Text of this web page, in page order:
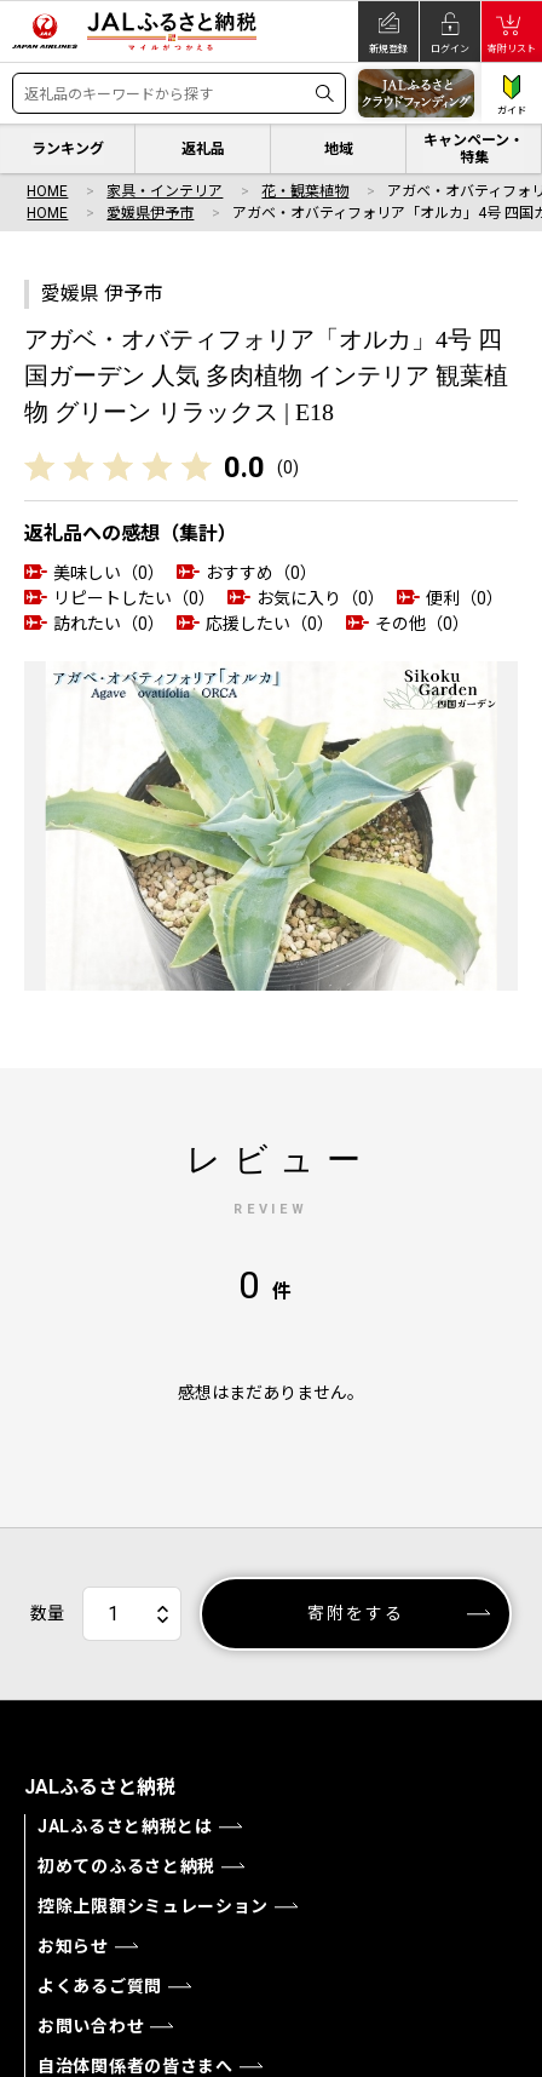
新規登録 ログイン 寄附リスト
ガイド
ランキング 返礼品 地域
キャンペーン・
特集
HOME 家具・インテリア 花・観葉植物
アガベ・オバティフォ
HOME
愛媛県伊予市 アガベ・オバティフォリア「オルカ」4号 四国
愛媛県 伊予市
アガベ・オバティフォリア「オルカ」4号 四
国ガーデン 人気 多肉植物 インテリア 観葉植
物 グリーン リラックス | E18
0.0 (0)
返礼品への感想（集計）
美味しい（0）
おすすめ（0）
リピートしたい（0）
お気に入り（0）
便利（0）
訪れたい（0）
応援したい（0） その他（0）
レビュー
REVIEW
0 件
感想はまだありません。
数量 寄附をする
JALふるさと納税
JALふるさと納税とは
初めてのふるさと納税
控除上限額シミュレーション
お知らせ
よくあるご質問
お問い合わせ
自治体関係者の皆さまへ